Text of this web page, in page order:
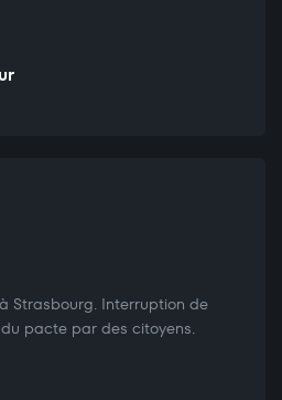
Strasbourg. Interruption de
pacte par des citoyens.